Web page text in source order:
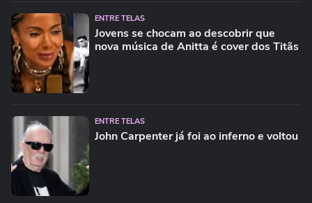
ENTRE TELAS
Jovens se chocam ao descobrir que
nova música de Anitta é cover dos Titãs
ENTRE TELAS
John Carpenter já foi ao inferno e voltou